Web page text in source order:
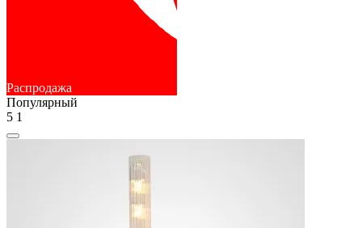
Распродажа
Популярный
5 1